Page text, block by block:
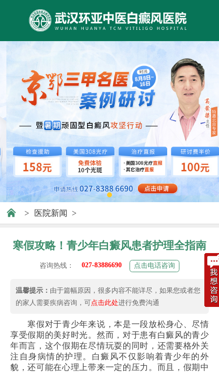
> 医院新闻 >
寒假攻略！青少年白癜风患者护理全指南
咨询热线： 027-83886690 点击电话咨询
温馨提示： 由于篇幅原因，很多内容不能详尽，如果您或者您
的家人需要疾病咨询，可点击此处进行免费沟通
寒假对于青少年来说，本是一段放松身心、尽情
享受假期的美好时光。然而，对于患有白癜风的青少
年而言，这个假期在尽情玩耍的同时，还需要格外关
注自身病情的护理。白癜风不仅影响着青少年的外
貌，还可能在心理上带来一定的压力。而且，假期中